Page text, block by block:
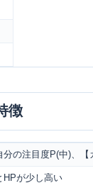
徴
分の注目度P(中)、
HPが少し高い